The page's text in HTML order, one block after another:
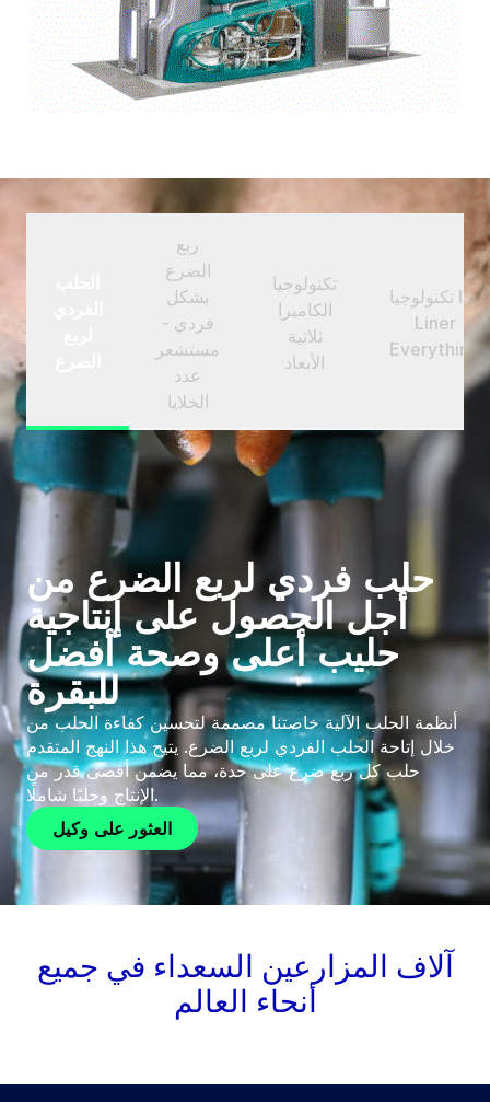
ربع
الضرع
بشكل
فردي -
مستشعر
عدد
الخلايا
تكنولوجيا
الكاميرا
ثلاثية
الأبعاد
تكنولوجيا In-
Liner
Everything
حلب فردي لربع الضرع من
أجل الحصول على إنتاجية
حليب أعلى وصحة أفضل
للبقرة
أنظمة الحلب الآلية خاصتنا مصممة لتحسين كفاءة الحلب من
خلال إتاحة الحلب الفردي لربع الضرع. يتيح هذا النهج المتقدم
حلب كل ربع ضرع على حدة، مما يضمن أقصى قدر من
الإنتاج وحلبًا شاملًا.
العثور على وكيل
آلاف المزارعين السعداء في جميع
أنحاء العالم